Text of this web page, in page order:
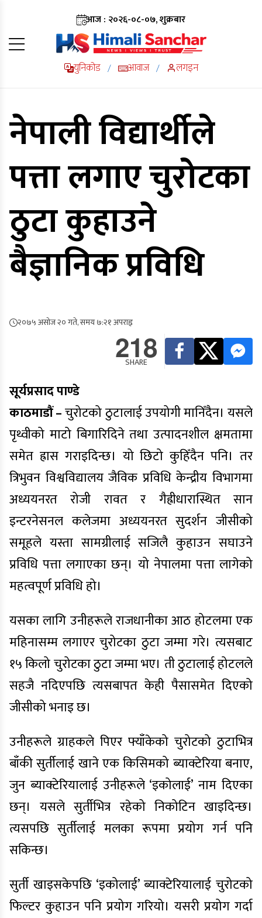
आज : २०२६-०८-०७, शुक्रबार
युनिकोड / आवाज / लगइन
नेपाली विद्यार्थीले
पत्ता लगाए चुरोटका
ठुटा कुहाउने
बैज्ञानिक प्रविधि
२०७५ असोज २० गते, समय ७:२१ अपराह्न
218
SHARE
सूर्यप्रसाद पाण्डे
काठमाडौं –चुरोटको ठुटालाई उपयोगी मानिँदैन। यसले
पृथ्वीको माटो बिगारिदिने तथा उत्पादनशील क्षमतामा
समेत ह्रास गराइदिन्छ। यो छिटो कुहिँदैन पनि। तर
त्रिभुवन विश्वविद्यालय जैविक प्रविधि केन्द्रीय विभागमा
अध्ययनरत रोजी रावत र गैह्रीधारास्थित सान
इन्टरनेसनल कलेजमा अध्ययनरत सुदर्शन जीसीको
समूहले यस्ता सामग्रीलाई सजिलै कुहाउन सघाउने
प्रविधि पत्ता लगाएका छन्। यो नेपालमा पत्ता लागेको
महत्वपूर्ण प्रविधि हो।
यसका लागि उनीहरूले राजधानीका आठ होटलमा एक
महिनासम्म लगाएर चुरोटका ठुटा जम्मा गरे। त्यसबाट
१५ किलो चुरोटका ठुटा जम्मा भए। ती ठुटालाई होटलले
सहजै नदिएपछि त्यसबापत केही पैसासमेत दिएको
जीसीको भनाइ छ।
उनीहरूले ग्राहकले पिएर फ्याँकेको चुरोटको ठुटाभित्र
बाँकी सुर्तीलाई खाने एक किसिमको ब्याक्टेरिया बनाए,
जुन ब्याक्टेरियालाई उनीहरूले ‘इकोलाई’ नाम दिएका
छन्। यसले सुर्तीभित्र रहेको निकोटिन खाइदिन्छ।
त्यसपछि सुर्तीलाई मलका रूपमा प्रयोग गर्न पनि
सकिन्छ।
सुर्ती खाइसकेपछि ‘इकोलाई’ ब्याक्टेरियालाई चुरोटको
फिल्टर कुहाउन पनि प्रयोग गरियो। यसरी प्रयोग गर्दा